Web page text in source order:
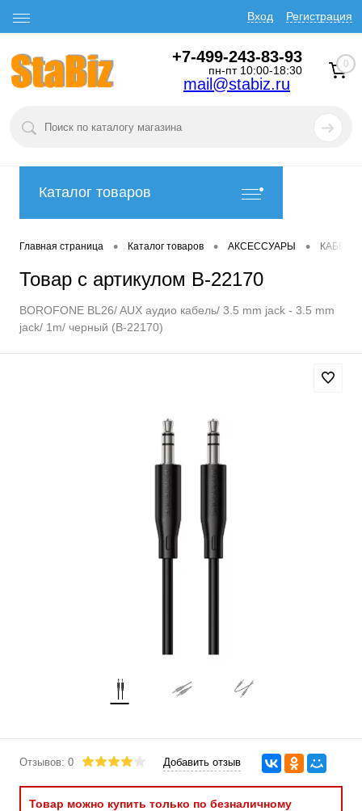
Вход Регистрация
+7-499-243-83-93
пн-пт 10:00-18:30
mail@stabiz.ru
0
Каталог товаров
Главная страница • Каталог товаров • АКСЕССУАРЫ •
Товар с артикулом B-22170
BOROFONE BL26/ AUX аудио кабель/ 3.5 mm jack - 3.5 mm
jack/ 1m/ черный (B-22170)
Отзывов: 0 Добавить отзыв
Товар можно купить только по безналичному